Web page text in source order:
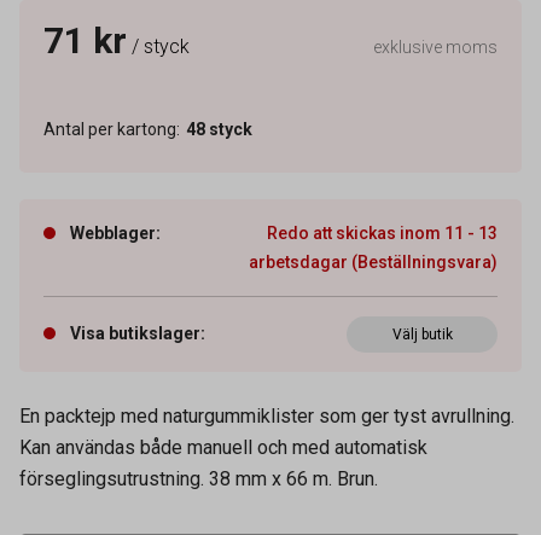
71 kr / styck exklusive moms
Antal per kartong: 48 styck
Webblager:
Redo att skickas inom 11 - 13
arbetsdagar (Beställningsvara)
Visa butikslager: Välj butik
En packtejp med naturgummiklister som ger tyst avrullning.
Kan användas både manuell och med automatisk
förseglingsutrustning. 38 mm x 66 m. Brun.
Tidigare artikelnummer 41201538
Leverantörens
04120-00041-00